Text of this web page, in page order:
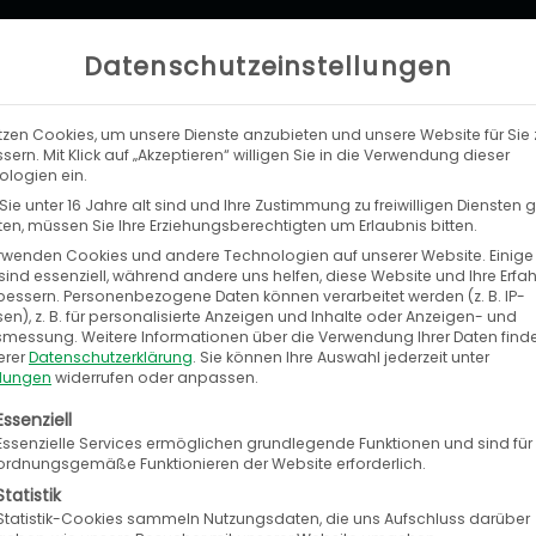
LEISTUNGEN UNTERNEHMEN
Datenschutzeinstellungen
Cookies, um unsere Dienste anzubieten und unsere Website für Sie
Mit Klick auf „Akzeptieren“ willigen Sie in die Verwendung dieser
ein.
unter 16 Jahre alt sind und Ihre Zustimmung zu freiwilligen Diensten
müssen Sie Ihre Erziehungsberechtigten um Erlaubnis bitten.
Cookies und andere Technologien auf unserer Website.
essenziell, während andere uns helfen, diese Website und Ihre
Personenbezogene Daten können verarbeitet werden (z. B. IP-
z. B. für personalisierte Anzeigen und Inhalte oder Anzeigen- und
Weitere Informationen über die Verwendung Ihrer Daten
Datenschutzerklärung. Sie können Ihre Auswahl jederzeit unter
widerrufen oder anpassen.
eine Liste der Service-Gruppen, für die eine
Services ermöglichen grundlegende Funktionen und sind
Funktionieren der Website erforderlich.
Cookies sammeln Nutzungsdaten, die uns Aufschluss darüber